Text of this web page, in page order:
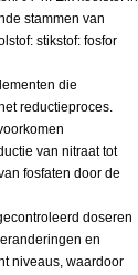
stammen van
stikstof: fosfor
die
reductieproces.
van nitraat tot
fosfaten door de
doseren
en
niveaus, waardoor